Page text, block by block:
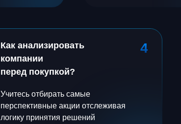
Как анализировать
компании
перед покупкой?
Учитесь отбирать самые
перспективные акции отслеживая
логику принятия решений
4